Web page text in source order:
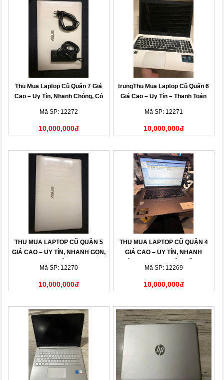
Thu Mua Laptop Cũ Quận 7 Giá
Cao – Uy Tín, Nhanh Chóng, Có
Mã SP: 12272
10,000,000đ
trungThu Mua Laptop Cũ Quận 6
Giá Cao – Uy Tín – Thanh Toán
Mã SP: 12271
10,000,000đ
THU MUA LAPTOP CŨ QUẬN 5
GIÁ CAO – UY TÍN, NHANH GỌN,
Mã SP: 12270
10,000,000đ
THU MUA LAPTOP CŨ QUẬN 4
GIÁ CAO – UY TÍN, NHANH
Mã SP: 12269
10,000,000đ